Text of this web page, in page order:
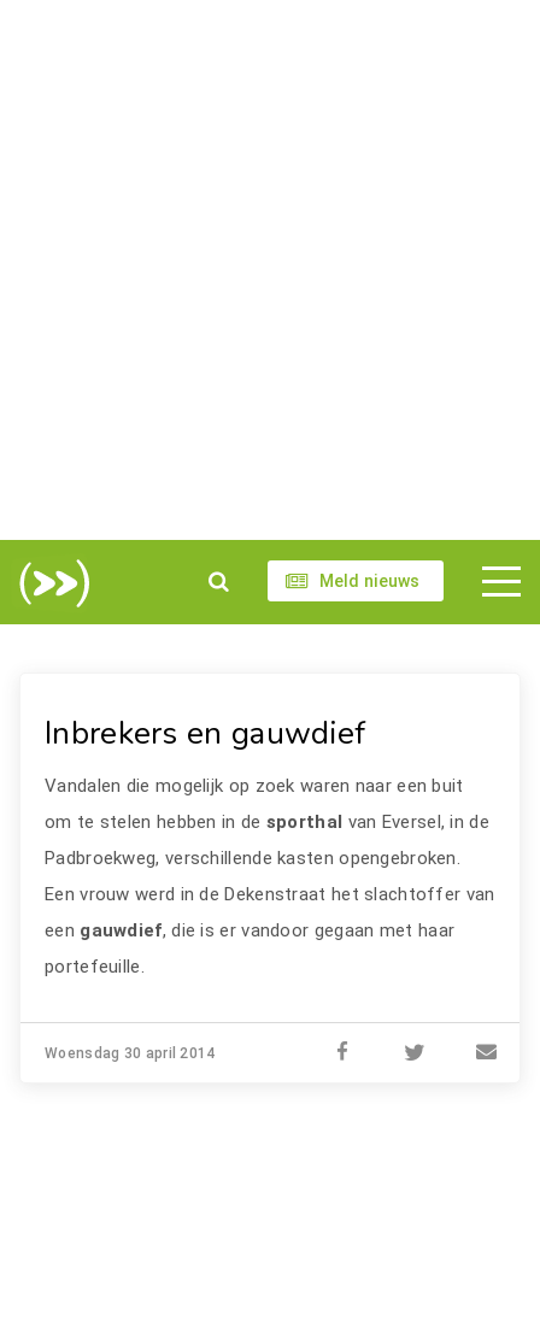
Meld nieuws
Inbrekers en gauwdief
Vandalen die mogelijk op zoek waren naar een buit
om te stelen hebben in de sporthal van Eversel, in de
Padbroekweg, verschillende kasten opengebroken.
Een vrouw werd in de Dekenstraat het slachtoffer van
een gauwdief, die is er vandoor gegaan met haar
portefeuille.
Woensdag 30 april 2014